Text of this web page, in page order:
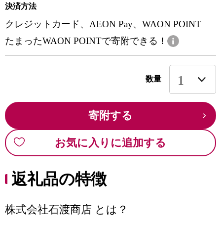
決済方法
クレジットカード、AEON Pay、WAON POINT
たまったWAON POINTで寄附できる！
数量
寄附する
お気に入りに追加する
返礼品の特徴
株式会社石渡商店 とは？